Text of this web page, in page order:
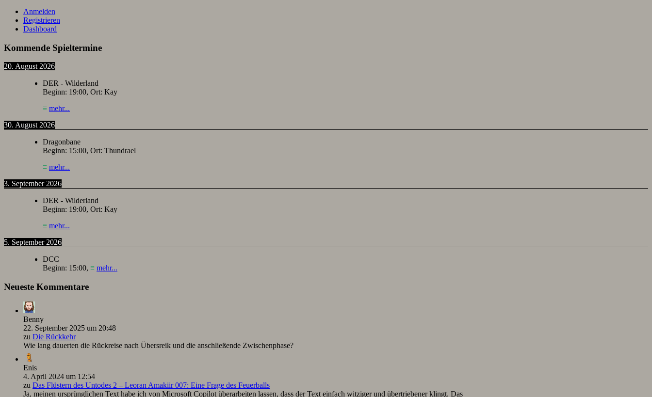
Anmelden
Registrieren
Dashboard
Kommende Spieltermine
20. August 2026
DER - Wilderland
Beginn: 19:00, Ort: Kay
≡ mehr...
30. August 2026
Dragonbane
Beginn: 15:00, Ort: Thundrael
≡ mehr...
3. September 2026
DER - Wilderland
Beginn: 19:00, Ort: Kay
≡ mehr...
5. September 2026
DCC
Beginn: 15:00, ≡ mehr...
Neueste Kommentare
Benny
22. September 2025 um 20:48
zu Die Rückkehr
Wie lang dauerten die Rückreise nach Übersreik und die anschließende Zwischenphase?
Enis
4. April 2024 um 12:54
zu Das Flüstern des Untodes 2 – Leoran Amakiir 007: Eine Frage des Feuerballs
Ja, meinen ursprünglichen Text habe ich von Microsoft Copilot überarbeiten lassen, dass der Text einfach witziger und übertriebener klingt. Das